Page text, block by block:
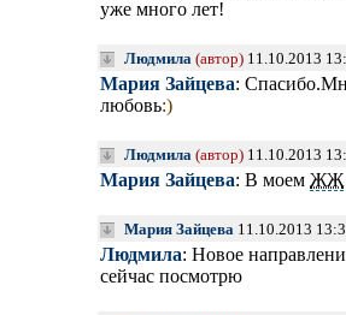
уже много лет!
Людмила (автор) 11.10.2013
Мария Зайцева:
любовь:)
Людмила (автор) 11.10.2013
Мария Зайцева: В моем ЖЖ
Мария Зайцева 11.10.2013
Людмила: Новое
сейчас посмотрю